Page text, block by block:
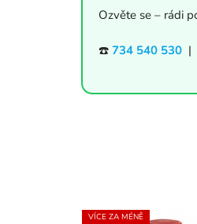
Ozvěte se – rádi
☎️ 734 540 530 |
VÍCE ZA MÉNĚ